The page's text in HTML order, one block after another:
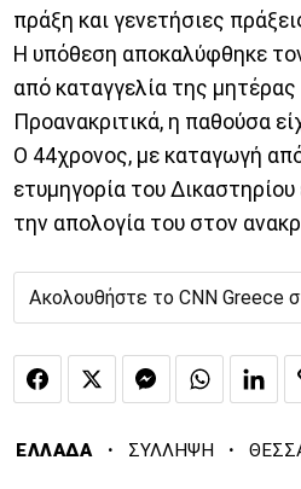
πράξη και γενετήσιες
Η υπόθεση αποκαλύφθηκε
από καταγγελία της μητέρας
Προανακριτικά, η παθούσα
Ο 44χρονος, με καταγωγή
ετυμηγορία του
την απολογία του στον
Ακολουθήστε το CNN Greece
ΕΛΛΑΔΑ · ΣΥΛΛΗΨΗ ·